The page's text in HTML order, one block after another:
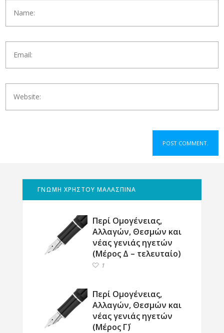
ΓΝΩΜΗ ΧΡΗΣΤΟΥ ΜΑΛΑΣΠΙΝΑ
Περί Ομογένειας,
Αλλαγών, Θεσμών και
νέας γενιάς ηγετών
(Μέρος Δ – τελευταίο)
1
Περί Ομογένειας,
Αλλαγών, Θεσμών και
νέας γενιάς ηγετών
(Μέρος Γ΄)